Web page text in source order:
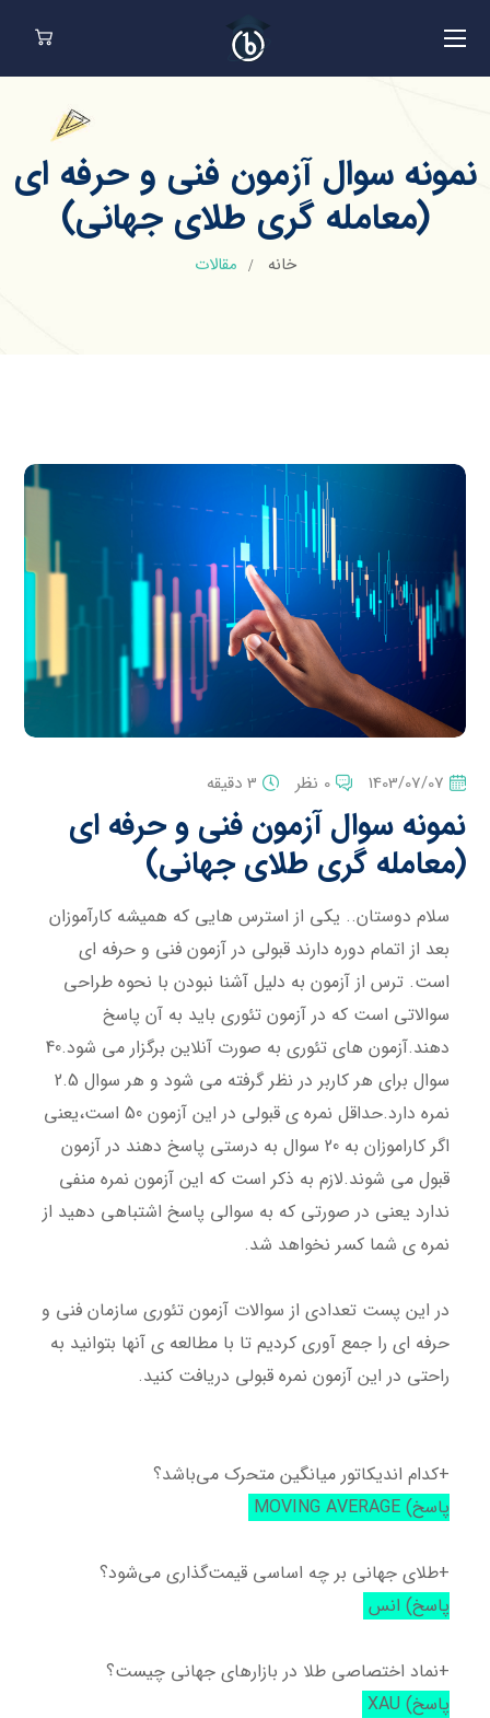
نمونه سوال آزمون فنی و حرفه ای
(معامله گری طلای جهانی)
خانه مقالات
1403/07/07 0 نظر 3 دقیقه
نمونه سوال آزمون فنی و حرفه ای
(معامله گری طلای جهانی)
سلام دوستان.. یکی از استرس هایی که همیشه کارآموزان
بعد از اتمام دوره دارند قبولی در آزمون فنی و حرفه ای
است. ترس از آزمون به دلیل آشنا نبودن با نحوه طراحی
سوالاتی است که در آزمون تئوری باید به آن پاسخ
دهند.آزمون های تئوری به صورت آنلاین برگزار می شود.40
سوال برای هر کاربر در نظر گرفته می شود و هر سوال 2.5
نمره دارد.حداقل نمره ی قبولی در این آزمون 50 است،یعنی
اگر کاراموزان به 20 سوال به درستی پاسخ دهند در آزمون
قبول می شوند.لازم به ذکر است که این آزمون نمره منفی
ندارد یعنی در صورتی که به سوالی پاسخ اشتباهی دهید از
نمره ی شما کسر نخواهد شد.
در این پست تعدادی از سوالات آزمون تئوری سازمان فنی و
حرفه ای را جمع آوری کردیم تا با مطالعه ی آنها بتوانید به
راحتی در این آزمون نمره قبولی دریافت کنید.
+کدام اندیکاتور میانگین متحرک می‌باشد؟
پاسخ) MOVING AVERAGE
+طلای جهانی بر چه اساسی قیمت‌گذاری می‌شود؟
پاسخ) انس
+نماد اختصاصی طلا در بازارهای جهانی چیست؟
پاسخ) XAU